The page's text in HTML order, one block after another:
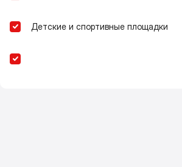
Детские и спортивные площадки